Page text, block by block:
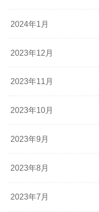
2024年1月
2023年12月
2023年11月
2023年10月
2023年9月
2023年8月
2023年7月